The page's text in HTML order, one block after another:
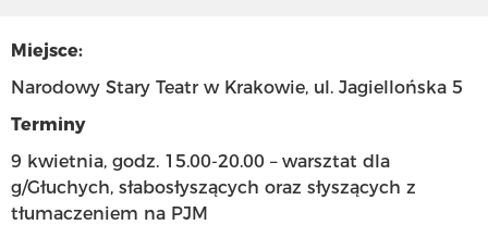
Miejsce:
Narodowy Stary Teatr w Krakowie, ul. Jagiellońska 5
Terminy
9 kwietnia, godz. 15.00-20.00 – warsztat dla
g/Głuchych, słabosłyszących oraz słyszących z
tłumaczeniem na PJM